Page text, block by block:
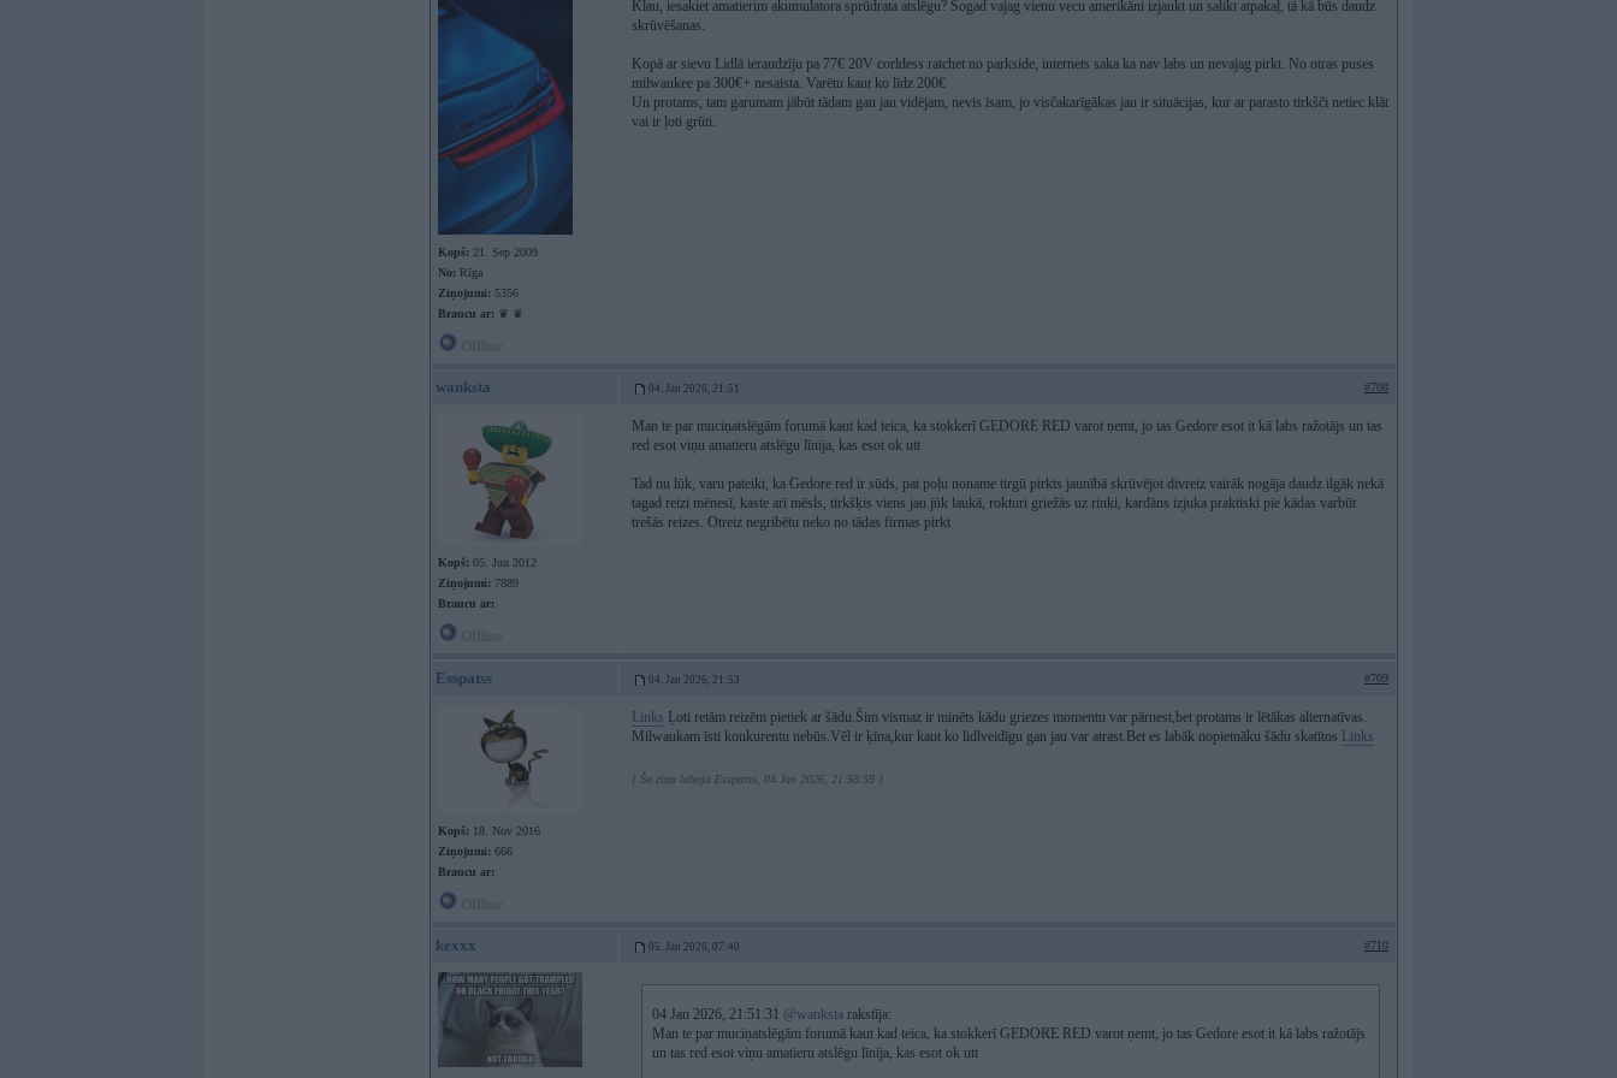
Kopš: 21. Sep 2009
No: Rīga
Ziņojumi: 5356
Braucu ar: ♛ ♛
Klau, iesakiet amatierim akumulatora sprūdrata atslēgu? Šogad vajag vienu vecu amerikāni izjaukt un salikt atpakaļ, tā kā būs daudz
skrūvēšanas.
Kopā ar sievu Lidlā ieraudzīju pa 77€ 20V corldess ratchet no parkside, internets saka ka nav labs un nevajag pirkt. No otras puses
milwaukee pa 300€+ nesaista. Varētu kaut ko līdz 200€
Un protams, tam garumam jābūt tādam gan jau vidējam, nevis īsam, jo visčakarīgākas jau ir situācijas, kur ar parasto tirkšči netiec klāt
vai ir ļoti grūti.
wanksta 04. Jan 2026, 21:51 #708
Kopš: 05. Jun 2012
Ziņojumi: 7889
Braucu ar:
Man te par muciņatslēgām forumā kaut kad teica, ka stokkerī GEDORE RED varot ņemt, jo tas Gedore esot it kā labs ražotājs un tas
red esot viņu amatieru atslēgu līnija, kas esot ok utt
Tad nu lūk, varu pateikt, ka Gedore red ir sūds, pat poļu noname tirgū pirkts jaunībā skrūvējot divreiz vairāk nogāja daudz ilgāk nekā
tagad reizi mēnesī, kaste arī mēsls, tirkšķis viens jau jūk laukā, rokturi griežās uz rinķi, kardāns izjuka praktiski pie kādas varbūt
trešās reizes. Otreiz negribētu neko no tādas firmas pirkt
Esspatss 04. Jan 2026, 21:53 #709
Kopš: 18. Nov 2016
Ziņojumi: 666
Braucu ar:
Links Ļoti retām reizēm pietiek ar šādu.Šim vismaz ir minēts kādu griezes momentu var pārnest,bet protams ir lētākas alternatīvas.
Milwaukam īsti konkurentu nebūs.Vēl ir ķīna,kur kaut ko lidlveidīgu gan jau var atrast.Bet es labāk nopietnāku šādu skatītos Links
[ Šo ziņu laboja Esspatss, 04 Jan 2026, 21:58:59 ]
kexxx 05. Jan 2026, 07:40 #710
04 Jan 2026, 21:51:31 @wanksta rakstīja:
Man te par muciņatslēgām forumā kaut kad teica, ka stokkerī GEDORE RED varot ņemt, jo tas Gedore esot it kā labs ražotājs
un tas red esot viņu amatieru atslēgu līnija, kas esot ok utt